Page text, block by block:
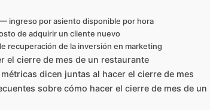
— ingreso por asiento disponible por hora
de adquirir un cliente nuevo
recuperación de la inversión en marketing
el cierre de mes de un restaurante
dicen juntas al hacer el cierre de mes
sobre cómo hacer el cierre de mes de un